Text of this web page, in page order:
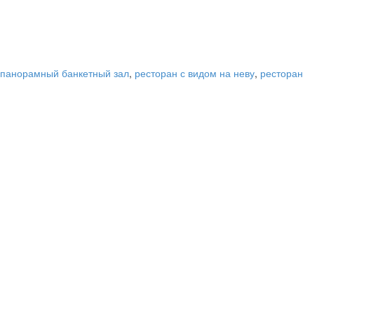
панорамный банкетный зал, ресторан с видом на неву, ресторан